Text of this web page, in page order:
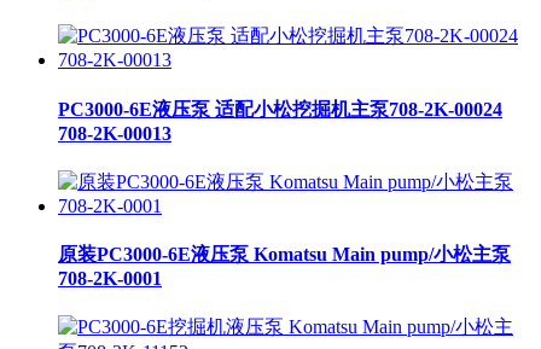
PC3000-6E液压泵 适配小松挖掘机主泵708-2K-00024
708-2K-00013
原装PC3000-6E液压泵 Komatsu Main pump/小松主泵
708-2K-0001